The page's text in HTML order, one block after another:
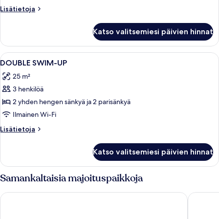
Lisätietoja
Lisätietoja
Katso valitsemiesi päivien hinnat
Avaa
kaikki
huonetyypin
DOUBLE
SWIM-
UP
kuvat
Minibaari (osa tuotteista ilmaisia),
4
DOUBLE SWIM-UP
25 m²
3 henkilöä
2 yhden hengen sänkyä ja 2 parisänkyä
Ilmainen Wi-Fi
Lisätietoja
Lisätietoja
UP
Katso valitsemiesi päivien hinnat
Samankaltaisia majoituspaikkoja
Oludeniz Manzara Hotel